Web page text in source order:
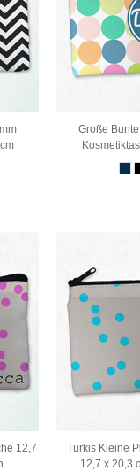
Große
12,7
Türkis Kleine
12,7 x 20,3